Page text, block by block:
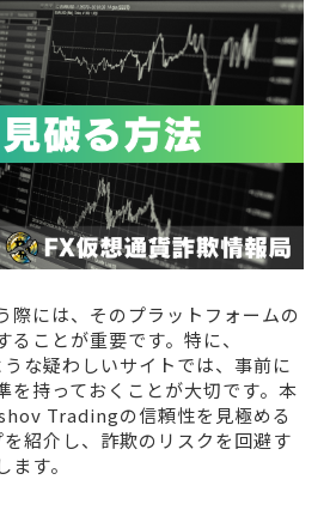
際には、そのプラットフォームの
ことが重要です。特に、
な疑わしいサイトでは、事前に
を持っておくことが大切です。本
Tradingの信頼性を見極める
紹介し、詐欺のリスクを回避す
す。